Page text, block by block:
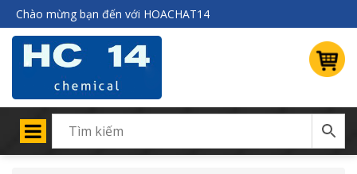
Chào mừng bạn đến với HOACHAT14